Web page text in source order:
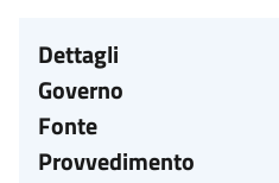
Dettagli
Governo
Fonte
Provvedimento